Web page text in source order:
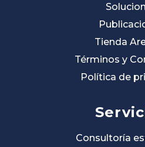
Tienda
Términos y
Política de
Consultoría